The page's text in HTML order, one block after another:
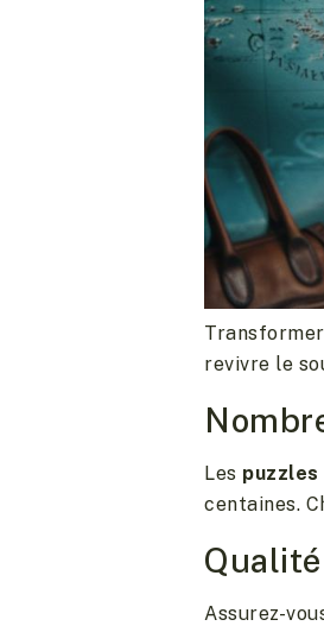
revivre le
Les puzzles
centaines.
Assurez-